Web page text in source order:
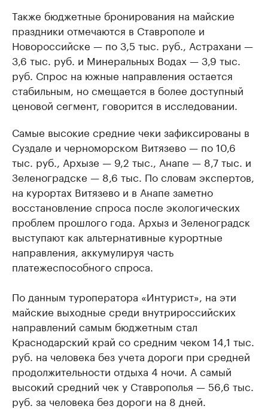
Также бюджетные бронирования на майские
праздники отмечаются в Ставрополе и
Новороссийске — по 3,5 тыс. руб., Астрахани —
3,6 тыс. руб. и Минеральных Водах — 3,9 тыс.
руб. Спрос на южные направления остается
стабильным, но смещается в более доступный
ценовой сегмент, говорится в исследовании.
Самые высокие средние чеки зафиксированы в
Суздале и черноморском Витязево — по 10,6
тыс. руб., Архызе — 9,2 тыс., Анапе — 8,7 тыс. и
Зеленоградске — 8,6 тыс. По словам экспертов,
на курортах Витязево и в Анапе заметно
восстановление спроса после экологических
проблем прошлого года. Архыз и Зеленоградск
выступают как альтернативные курортные
направления, аккумулируя часть
платежеспособного спроса.
По данным туроператора «Интурист», на эти
майские выходные среди внутрироссийских
направлений самым бюджетным стал
Краснодарский край со средним чеком 14,1 тыс.
руб. на человека без учета дороги при средней
продолжительности отдыха 4 ночи. А самый
высокий средний чек у Ставрополья — 56,6 тыс.
руб. за человека без дороги на 8 дней.